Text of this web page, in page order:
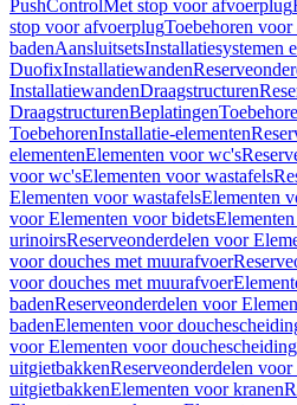
PushControlMet stop voor afvoerplug
stop voor afvoerplugToebehoren
badenAansluitsetsInstallatiesystemen
DuofixInstallatiewanden
InstallatiewandenDraagstructuren
DraagstructurenBeplatingen
ToebehorenInstallatie-elementen
elementenElementen voor wc's
voor wc'sElementen voor wastafels
Elementen voor wastafelsElementen
voor Elementen voor bidets
urinoirsReserveonderdelen voor
voor douches met muurafvoer
voor douches met muurafvoer
badenReserveonderdelen voor
badenElementen voor
voor Elementen voor
uitgietbakkenReserveonderdelen
uitgietbakkenElementen voor kranen